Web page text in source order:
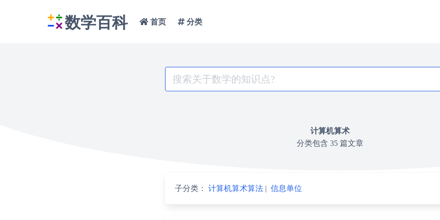
数学百科 首页 分类
for:
计算机算术
分类包含 35 篇文章
子分类： 计算机算术算法 | 信息单位